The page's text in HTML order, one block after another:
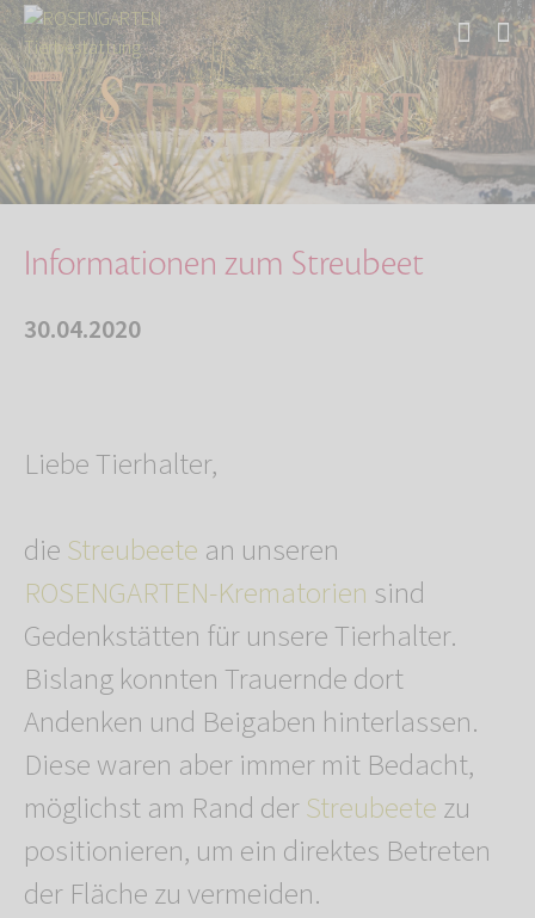
Start Über uns Aktuelles Informationen zum Streubeet
Informationen zum Streubeet
30.04.2020
Liebe Tierhalter,
dieStreubeete an unseren
ROSENGARTEN-Krematorien sind
Gedenkstätten für unsere Tierhalter.
Bislang konnten Trauernde dort
Andenken und Beigaben hinterlassen.
Diese waren aber immer mit Bedacht,
möglichst am Rand derStreubeetezu
positionieren, um ein direktes Betreten
der Fläche zu vermeiden.